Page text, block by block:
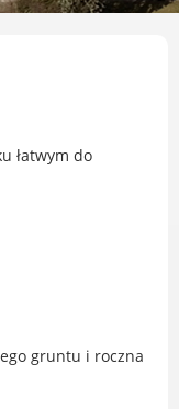
łatwym do
gruntu i roczna